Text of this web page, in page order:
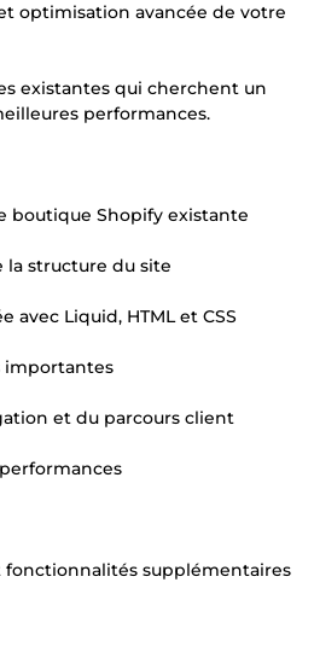
optimisation avancée de votre
existantes qui cherchent un
performances.
boutique Shopify existante
structure du site
avec Liquid, HTML et CSS
importantes
et du parcours client
fonctionnalités supplémentaires